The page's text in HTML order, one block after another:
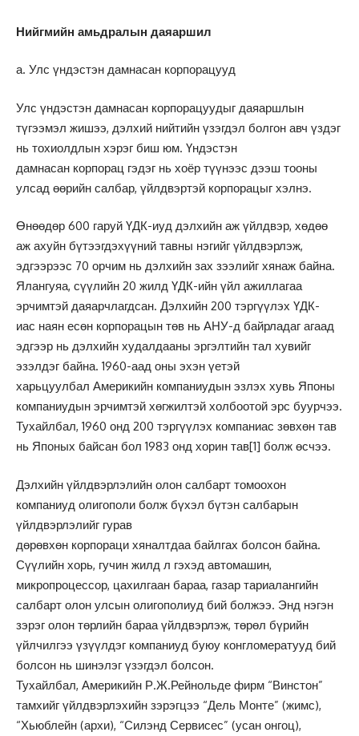
Нийгмийн амьдралын даяаршил
а. Улс үндэстэн дамнасан корпорацууд
Улс үндэстэн дамнасан корпорацуудыг даяаршлын
түгээмэл жишээ, дэлхий нийтийн үзэгдэл болгон авч үздэг
нь тохиолдлын хэрэг биш юм. Үндэстэн
дамнасан корпорац гэдэг нь хоёр түүнээс дээш тооны
улсад өөрийн салбар, үйлдвэртэй корпорацыг хэлнэ.
Өнөөдөр 600 гаруй ҮДК-иуд дэлхийн аж үйлдвэр, хөдөө
аж ахуйн бүтээгдэхүүний тавны нэгийг үйлдвэрлэж,
эдгээрээс 70 орчим нь дэлхийн зах зээлийг хянаж байна.
Ялангуяа, сүүлийн 20 жилд ҮДК-ийн үйл ажиллагаа
эрчимтэй даяарчлагдсан. Дэлхийн 200 тэргүүлэх ҮДК-
иас наян есөн корпорацын төв нь АНУ-д байрладаг агаад
эдгээр нь дэлхийн худалдааны эргэлтийн тал хувийг
эзэлдэг байна. 1960-аад оны эхэн үетэй
харьцуулбал Америкийн компаниудын эзлэх хувь Японы
компаниудын эрчимтэй хөгжилтэй холбоотой эрс буурчээ.
Тухайлбал, 1960 онд 200 тэргүүлэх компаниас зөвхөн тав
нь Японых байсан бол 1983 онд хорин тав[1] болж өсчээ.
Дэлхийн үйлдвэрлэлийн олон салбарт томоохон
компаниуд олигополи болж бүхэл бүтэн салбарын
үйлдвэрлэлийг гурав
дөрөвхөн корпораци хяналтдаа байлгах болсон байна.
Сүүлийн хорь, гучин жилд л гэхэд автомашин,
микропроцессор, цахилгаан бараа, газар тариалангийн
салбарт олон улсын олигополиуд бий болжээ. Энд нэгэн
зэрэг олон төрлийн бараа үйлдвэрлэж, төрөл бүрийн
үйлчилгээ үзүүлдэг компаниуд буюу конгломератууд бий
болсон нь шинэлэг үзэгдэл болсон.
Тухайлбал, Америкийн Р.Ж.Рейнольде фирм “Винстон”
тамхийг үйлдвэрлэхийн зэрэгцээ “Дель Монте” (жимс),
“Хьюблейн (архи), “Силэнд Сервисес” (усан онгоц),